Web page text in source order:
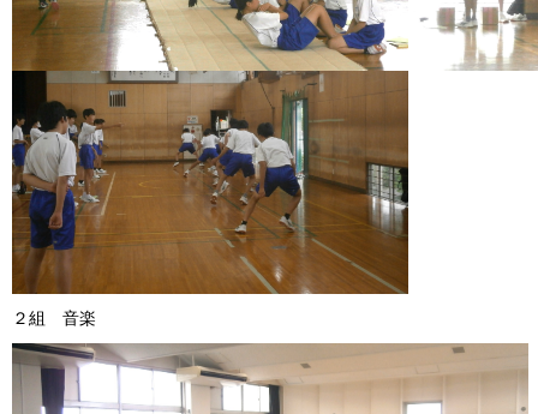
２組 音楽 ４組